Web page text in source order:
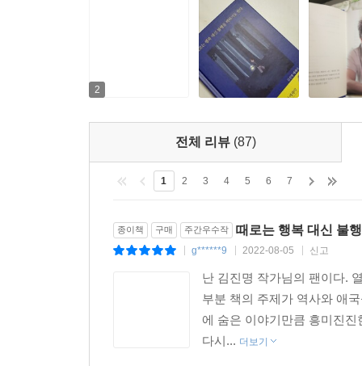
2
전체 리뷰 (87)
1 2 3 4 5 6 7
종이책 구매 주간우수작 때로는 행복 대신 불
g******9 2022-08-05 신고
난 김진명 작가님의 팬이다.
부분 책의 주제가 역사와 애
에 숨은 이야기만큼 흥미진
다시... 더보기